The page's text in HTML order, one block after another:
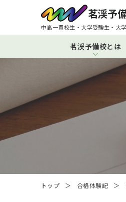
中高一貫校生・大学受験生・大
茗渓予備校とは
トップ 合格体験記